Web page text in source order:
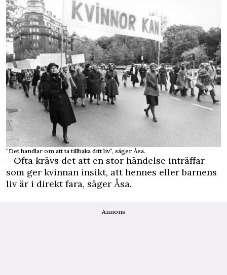
”Det handlar om att ta tillbaka ditt liv”, säger Åsa.
– Ofta krävs det att en stor händelse inträffar
som ger kvinnan insikt, att hennes eller barnens
liv är i direkt fara, säger Åsa.
Annons